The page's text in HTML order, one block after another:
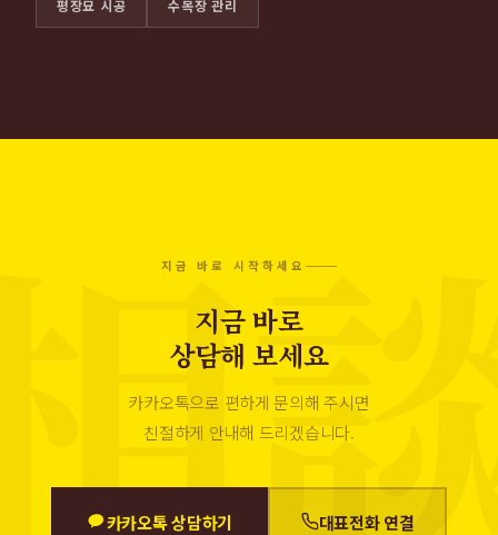
평장묘 시공 수목장 관리
지금 바로 시작하세요
지금 바로
상담해 보세요
카카오톡으로 편하게 문의해 주시면
친절하게 안내해 드리겠습니다.
카카오톡 상담하기 대표전화 연결